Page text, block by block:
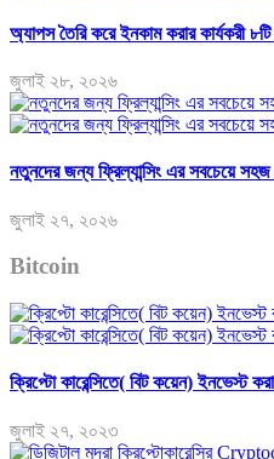
অ্যাপস তৈরি করে ইনকাম করার কার্যকরী
জুলাই ২৮, ২০২৬
নতুনদের জন্য ফ্রিল্যান্সিং এর সবচেয়ে
জুলাই ২৭, ২০২৬
Bitcoin
ক্রিপ্টো কারেন্সিতে( বিট কয়েন) ইনভেস্ট
জুলাই ২৭, ২০২৩